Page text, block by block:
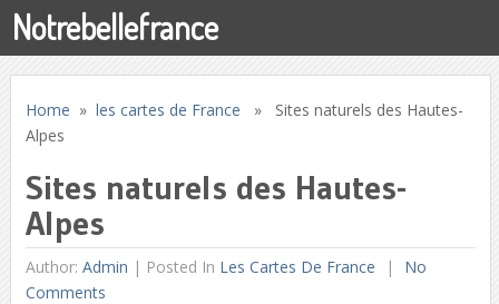
Notrebellefrance
Home » les cartes de France » Sites naturels des Hautes-
Alpes
Sites naturels des Hautes-
Alpes
Author: Admin | Posted In Les Cartes De France
No
Comments